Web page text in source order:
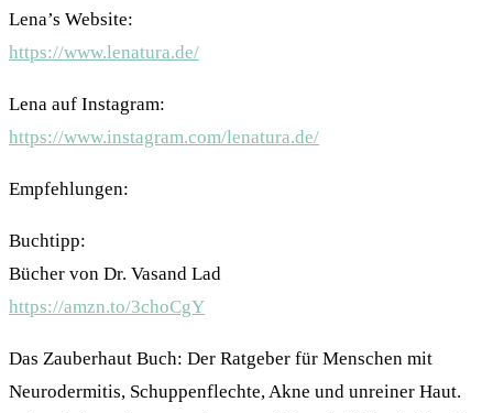
Lena’s Website:
https://www.lenatura.de/
Lena auf Instagram:
https://www.instagram.com/lenatura.de/
Empfehlungen:
Buchtipp:
Bücher von Dr. Vasand Lad
https://amzn.to/3choCgY
Das Zauberhaut Buch: Der Ratgeber für Menschen mit
Neurodermitis, Schuppenflechte, Akne und unreiner Haut.